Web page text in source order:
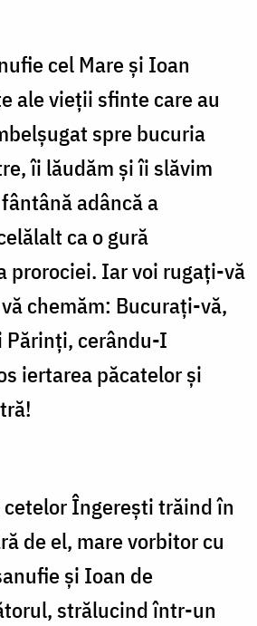
cel Mare și Ioan
ale vieții sfinte care au
spre bucuria
îi lăudăm și îi slăvim
adâncă a
ca o gură
prorociei. Iar voi rugați-vă
chemăm: Bucurați-vă,
Părinți, cerându-I
iertarea păcatelor și
Îngerești trăind în
de el, mare vorbitor cu
și Ioan de
strălucind într-un